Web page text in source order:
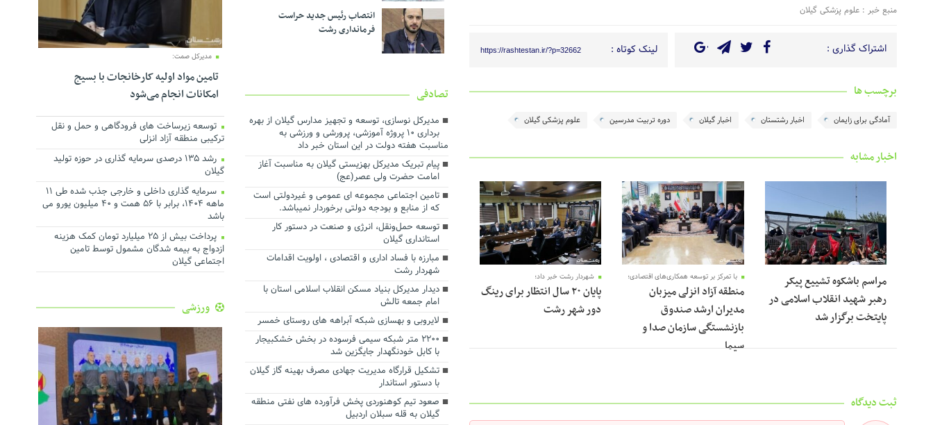
منبع خبر : علوم پزشکی گیلان
اشتراک گذاری : لینک کوتاه : https://rashtestan.ir/?p=32662
برچسب ها
آمادگی برای زایمان اخبار رشتستان اخبار گیلان دوره تربیت مدرسین علوم پزشکی گیلان
اخبار مشابه
مراسم باشکوه تشییع پیکر
رهبر شهید انقلاب اسلامی در
پایتخت برگزار شد
با تمرکز بر توسعه همکاری‌های اقتصادی؛
منطقه آزاد انزلی میزبان
مدیران ارشد صندوق
بازنشستگی سازمان صدا و
سیما
شهردار رشت خبر داد؛
پایان ۲۰ سال انتظار برای رینگ
دور شهر رشت
ثبت دیدگاه
انتصاب رئیس جدید حراست
فرمانداری رشت
تصادفی
مدیرکل نوسازی، توسعه و تجهیز مدارس گیلان از بهره
برداری ۱۰ پروژه آموزشی، پرورشی و ورزشی به
مناسبت هفته دولت در این استان خبر داد
پیام تبریک مدیرکل بهزیستی گیلان به مناسبت آغاز
امامت حضرت ولی عصر(عج)
تامین اجتماعی مجموعه ای عمومی و غیردولتی است
که از منابع و بودجه دولتی برخوردار نمیباشد.
توسعه حمل‌ونقل، انرژی و صنعت در دستور کار
استانداری گیلان
مبارزه با فساد اداری و اقتصادی ، اولویت اقدامات
شهردار رشت
دیدار مدیرکل بنیاد مسکن انقلاب اسلامی استان با
امام جمعه تالش
لایروبی و بهسازی شبکه آبراهه های روستای خمسر
۲۲۰۰ متر شبکه سیمی فرسوده در بخش خشکبیجار
با کابل خودنگهدار جایگزین شد
تشکیل قرارگاه مدیریت جهادی مصرف بهینه گاز گیلان
با دستور استاندار
صعود تیم کوهنوردی پخش فرآورده های نفتی منطقه
گیلان به قله سبلان اردبیل
مدیرکل صمت:
تامین مواد اولیه کارخانجات با بسیج
امکانات انجام می‌شود
توسعه زیرساخت های فرودگاهی و حمل و نقل
ترکیبی منطقه آزاد انزلی
رشد ۱۳۵ درصدی سرمایه گذاری در حوزه تولید
گیلان
سرمایه گذاری داخلی و خارجی جذب شده طی ۱۱
ماهه ۱۴۰۴، برابر با ۵۶ همت و ۴۰ میلیون یورو می
باشد
پرداخت بیش از ۲۵ میلیارد تومان کمک هزینه
ازدواج به بیمه شدگان مشمول توسط تامین
اجتماعی گیلان
ورزشی